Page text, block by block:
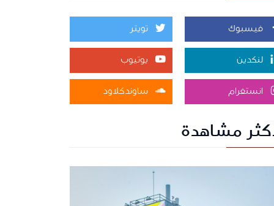
فيسبوك تويتر
لنكدين يوتيوب
انستغرام ساوندكلاود
مشاهدة